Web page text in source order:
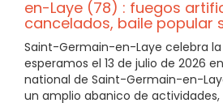
en-Laye (78) : fuegos
cancelados, baile popular
Saint-Germain-en-Laye celebra la
esperamos el 13 de julio de 2026
national de Saint-Germain-en-
un amplio abanico de